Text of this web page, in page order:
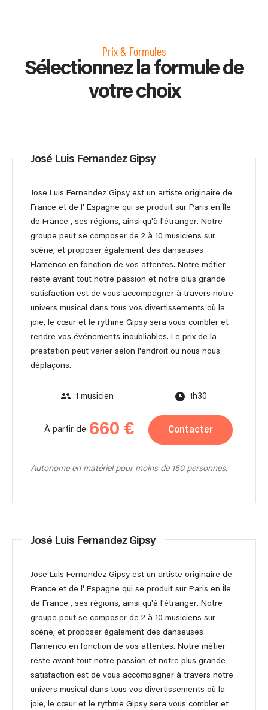
Prix & Formules
Sélectionnez la formule de
votre choix
José Luis Fernandez Gipsy
Jose Luis Fernandez Gipsy est un artiste originaire de
France et de l' Espagne qui se produit sur Paris en Île
de France , ses régions, ainsi qu'à l'étranger. Notre
groupe peut se composer de 2 à 10 musiciens sur
scène, et proposer également des danseuses
Flamenco en fonction de vos attentes. Notre métier
reste avant tout notre passion et notre plus grande
satisfaction est de vous accompagner à travers notre
univers musical dans tous vos divertissements où la
joie, le cœur et le rythme Gipsy sera vous combler et
rendre vos événements inoubliables. Le prix de la
prestation peut varier selon l'endroit ou nous nous
déplaçons.
1 musicien 1h30
À partir de 660 € Contacter
Autonome en matériel pour moins de 150 personnes.
José Luis Fernandez Gipsy
Jose Luis Fernandez Gipsy est un artiste originaire de
France et de l' Espagne qui se produit sur Paris en Île
de France , ses régions, ainsi qu'à l'étranger. Notre
groupe peut se composer de 2 à 10 musiciens sur
scène, et proposer également des danseuses
Flamenco en fonction de vos attentes. Notre métier
reste avant tout notre passion et notre plus grande
satisfaction est de vous accompagner à travers notre
univers musical dans tous vos divertissements où la
joie, le cœur et le rythme Gipsy sera vous combler et